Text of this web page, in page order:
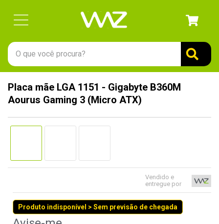
O que você procura?
Placa mãe LGA 1151 - Gigabyte B360M
Aourus Gaming 3 (Micro ATX)
Vendido e
entregue por
Produto indisponível > Sem previsão de chegada
1
gabinete
3º
ssd
5º
openbox
7º
jonsbo
8º
controle